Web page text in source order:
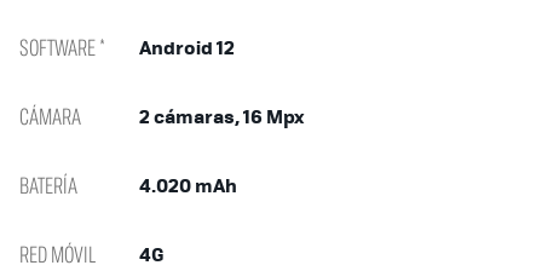
SOFTWARE * Android 12
CÁMARA 2 cámaras, 16 Mpx
BATERÍA 4.020 mAh
RED MÓVIL 4G